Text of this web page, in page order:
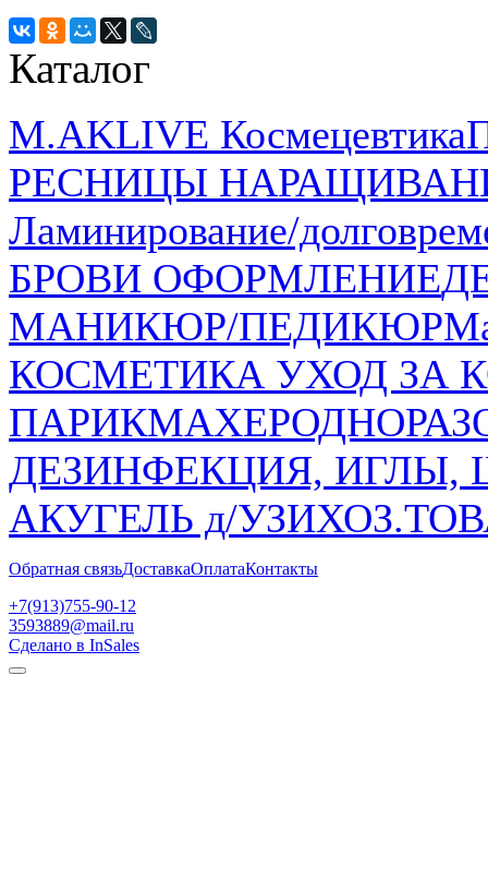
Каталог
M.AKLIVE Космецевтика
РЕСНИЦЫ
Ламинирование/
БРОВИ ОФОРМЛЕНИЕ
МАНИКЮР/ПЕДИКЮР
КОСМЕТИКА УХОД ЗА
ПАРИКМАХЕР
ДЕЗИНФЕКЦИЯ, ИГЛЫ,
АКУГЕЛЬ д/УЗИ
Обратная связьДоставкаОплатаКонтакты
+7(913)755-90-12
3593889@mail.ru
Сделано в InSales